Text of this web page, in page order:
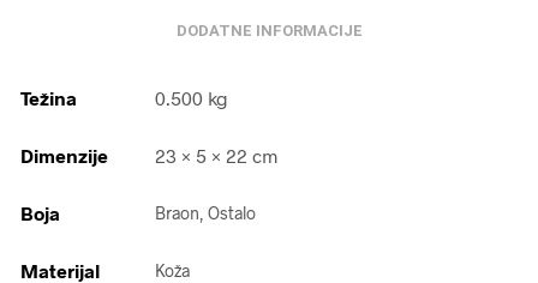
DODATNE INFORMACIJE
Težina 0.500 kg
Dimenzije 23 × 5 × 22 cm
Boja Braon, Ostalo
Materijal Koža